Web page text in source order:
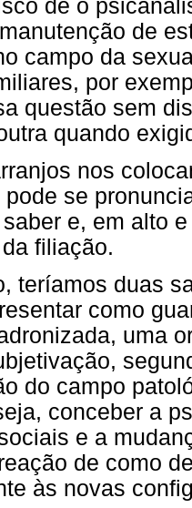
de o
de
campo da
por
questão sem
quando
nos
se
e, em alto
filiação.
teríamos duas
como
uma
do campo
conceber a
e a
de como
às novas